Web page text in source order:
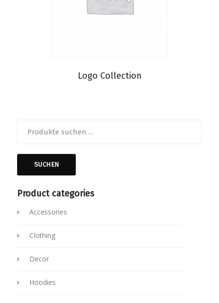
Logo Collection
nach:
SUCHEN
Product categories
Accessories
Clothing
Decor
Hoodies